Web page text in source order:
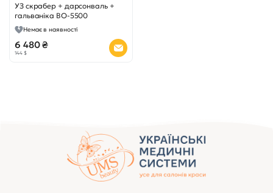
УЗ скрабер + дарсонваль +
гальваніка BO-5500
Немає в наявності
6 480 ₴
144 $